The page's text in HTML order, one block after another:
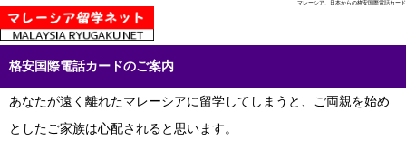
マレーシア、日本からの格安国際電話カード
格安国際電話カードのご案内
あなたが遠く離れたマレーシアに留学してしまうと、ご両親を始め
としたご家族は心配されると思います。